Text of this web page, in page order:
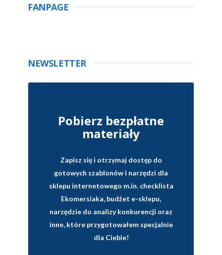
FANPAGE
NEWSLETTER
Pobierz bezpłatne
materiały
Zapisz się i otrzymaj dostęp do
gotowych szablonów i narzędzi dla
sklepu internetowego m.in. checklista
Ekomersiaka, budżet e-sklepu,
narzędzie do analizy konkurencji oraz
inne, które przygotowałem specjalnie
dla Ciebie!